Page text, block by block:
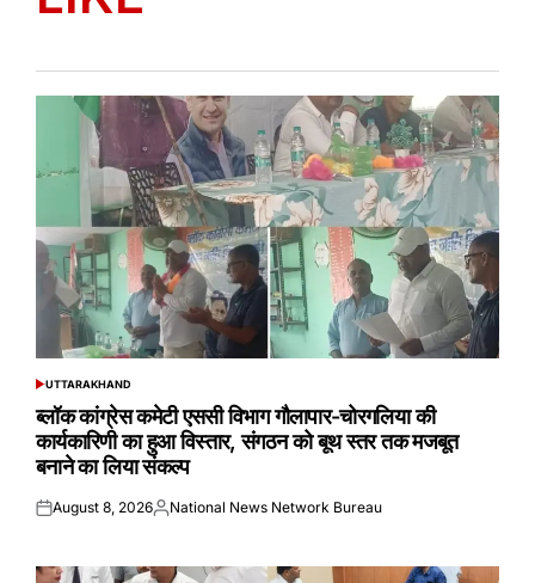
POSTED
UTTARAKHAND
ब्लॉक कांग्रेस कमेटी एससी विभाग गौलापार-चोरगलिया की
कार्यकारिणी का हुआ विस्तार, संगठन को बूथ स्तर तक मजबूत
बनाने का लिया संकल्प
Posted
August 8, 2026Posted
National News Network Bureau